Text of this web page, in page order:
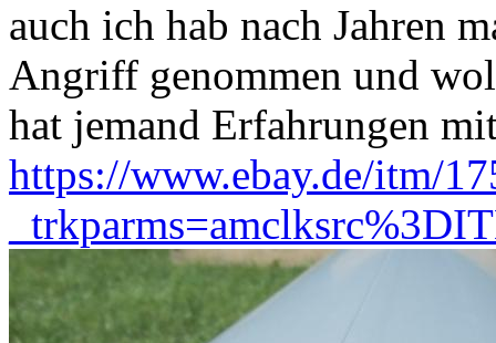
auch ich hab nach Jahren
Angriff genommen und
hat jemand Erfahrungen
https://www.ebay.de/itm/